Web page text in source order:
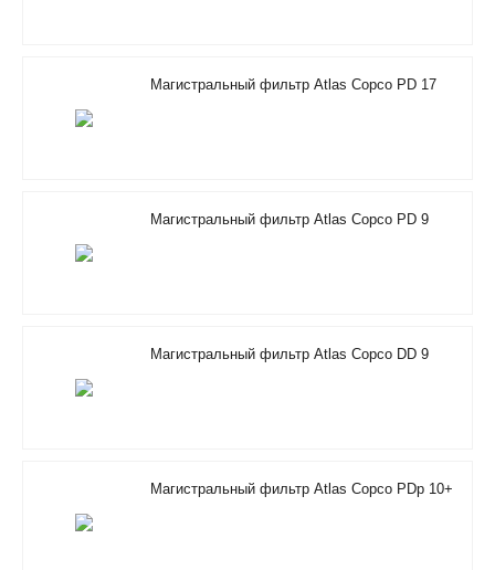
Магистральный фильтр Atlas Copco PD 17
Магистральный фильтр Atlas Copco PD 9
Магистральный фильтр Atlas Copco DD 9
Магистральный фильтр Atlas Copco PDp 10+